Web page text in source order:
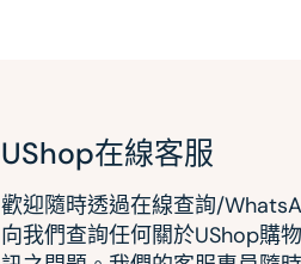
UShop在線客服
歡迎隨時透過在線查詢/
向我們查詢任何關於UShop購